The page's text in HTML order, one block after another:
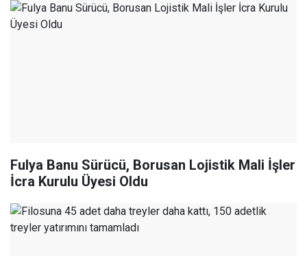
Fulya Banu Sürücü, Borusan Lojistik Mali İşler
İcra Kurulu Üyesi Oldu